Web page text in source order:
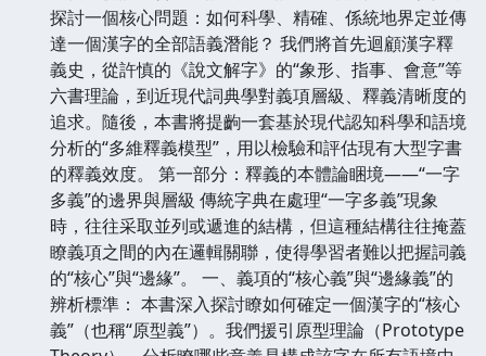
探討一個核心問題：如何科學、精確、係統地界定並傳
達一個漢字的全部語義潛能？ 我們將首先迴顧漢字釋
義史，從許慎的《說文解字》的“象形、指事、會意”等
六書理論，到近現代詞典學對義項層級、釋義清晰度的
追求。隨後，本書將提齣一套基於現代認知科學和語境
分析的“多維釋義模型”，用以檢驗和評估現有大型字書
的釋義效度。 第一部分：釋義的本體論睏境——“一字
多義”的邊界與層級 傳統字典在處理“一字多義”現象
時，往往采取並列或遞進的結構，但這種結構往往掩蓋
瞭義項之間的內在邏輯關聯，使得學習者難以把握詞義
的“核心”與“邊緣”。 一、義項的“核心義”與“邊緣義”的
辨析標準： 本書深入探討瞭如何確定一個漢字的“核心
義”（也稱“原型義”）。我們援引原型理論（Prototype